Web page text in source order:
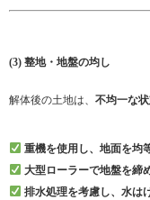
(3) 整地・地盤の均し
解体後の土地は、 不均一な
重機を使用し、地面を均
大型ローラーで地盤を締
排水処理を考慮し、水は